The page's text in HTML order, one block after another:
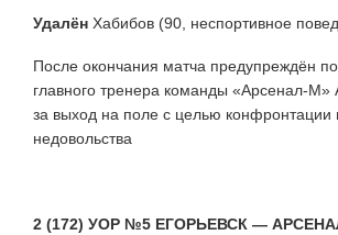
Удалён Хабибов (90, неспортивное
После окончания матча предупреждён
главного тренера команды «Арсенал-М»
за выход на поле с целью конфронтации
недовольства
2 (172) УОР №5 ЕГОРЬЕВСК —